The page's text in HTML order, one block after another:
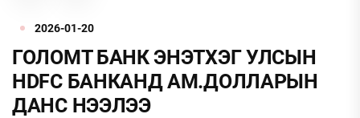
2026-01-20
ГОЛОМТ БАНК ЭНЭТХЭГ УЛСЫН
HDFC БАНКАНД АМ.ДОЛЛАРЫН
ДАНС НЭЭЛЭЭ